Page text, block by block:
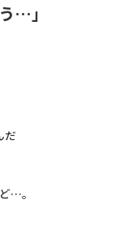
…」
だ
…。